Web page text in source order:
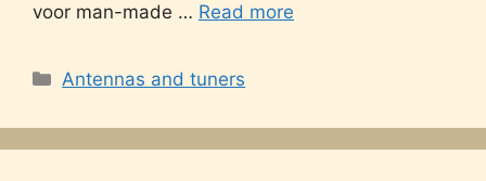
voor man-made … Read more
Categories
Antennas and tuners